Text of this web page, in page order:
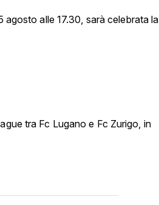
agosto alle 17.30, sarà celebrata la
tra Fc Lugano e Fc Zurigo, in